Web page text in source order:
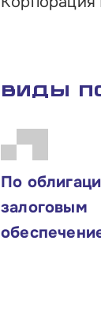
Виды
По
залоговым